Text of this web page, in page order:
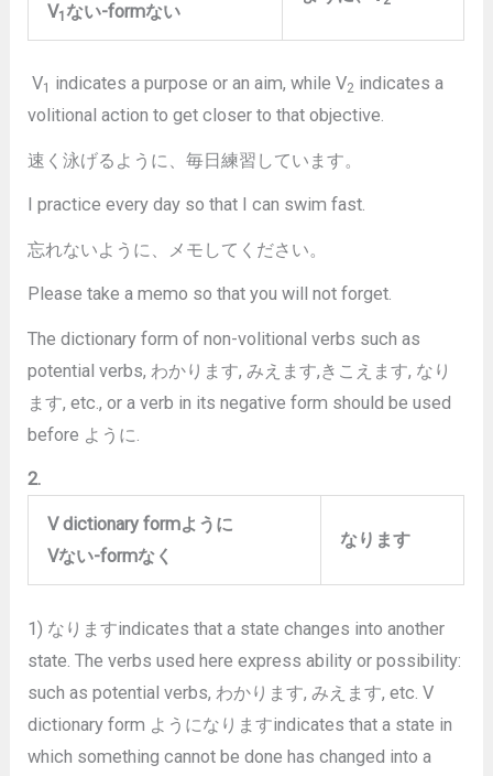
V1ない-formない
V1 indicates a purpose or an aim, while V2 indicates a
volitional action to get closer to that objective.
速く泳げるように、毎日練習しています。
I practice every day so that I can swim fast.
忘れないように、メモしてください。
Please take a memo so that you will not forget.
The dictionary form of non-volitional verbs such as
potential verbs, わかります, みえます,きこえます, なり
ます, etc., or a verb in its negative form should be used
before ように.
2.
V dictionary formように
Vない-formなく
なります
1) なりますindicates that a state changes into another
state. The verbs used here express ability or possibility:
such as potential verbs, わかります, みえます, etc. V
dictionary form ようになりますindicates that a state in
which something cannot be done has changed into a